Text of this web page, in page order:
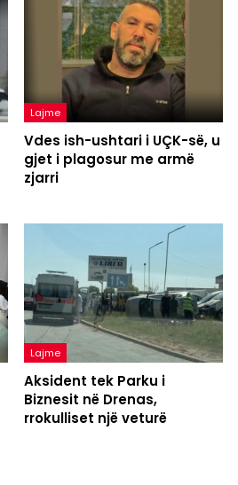
Lajme
Vdes ish-ushtari i UÇK-së, u
gjet i plagosur me armë
zjarri
Lajme
Aksident tek Parku i
Biznesit në Drenas,
rrokulliset një veturë